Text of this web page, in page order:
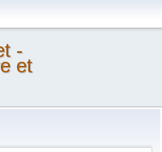
-
et